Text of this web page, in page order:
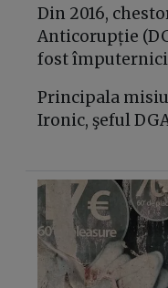
Din 2016,
Anticorupție
fost
Principala
Ironic, şeful